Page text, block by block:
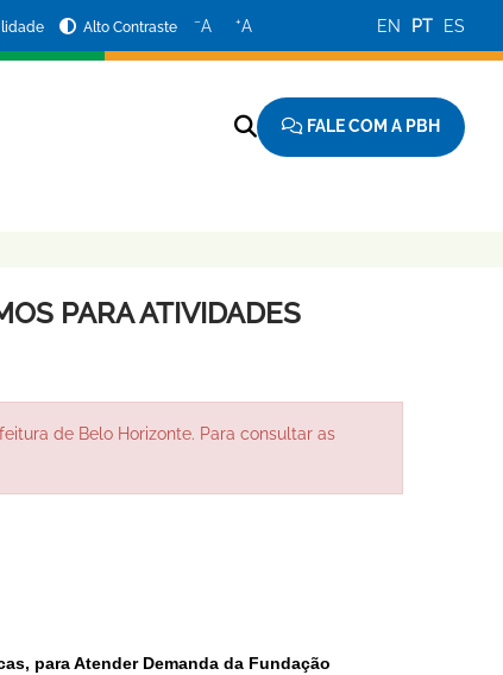
Alto Contraste −A +A EN PT ES
FALE COM A PBH
PARA ATIVIDADES
de Belo Horizonte. Para consultar as
para Atender Demanda da Fundação